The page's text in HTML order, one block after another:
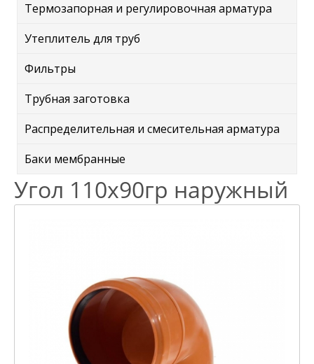
Термозапорная и регулировочная арматура
Утеплитель для труб
Фильтры
Трубная заготовка
Распределительная и смесительная арматура
Баки мембранные
Угол 110х90гр наружный